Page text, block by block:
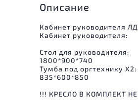
Описание
Кабинет руководителя
Кабинет руководителя:
Стол для руководителя:
1800*900*740
Тумба под оргтехнику Х2:
835*600*850
!!! КРЕСЛО В КОМПЛЕКТ